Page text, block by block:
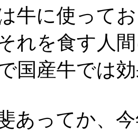
牛に使って
れを食す人
国産牛では
あってか、